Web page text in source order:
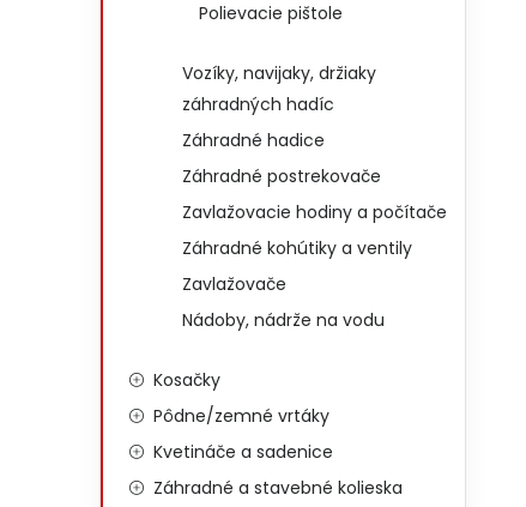
Polievacie pištole
Vozíky, navijaky, držiaky
záhradných hadíc
Záhradné hadice
Záhradné postrekovače
Zavlažovacie hodiny a počítače
Záhradné kohútiky a ventily
Zavlažovače
Nádoby, nádrže na vodu
Kosačky
Pôdne/zemné vrtáky
Kvetináče a sadenice
Záhradné a stavebné kolieska